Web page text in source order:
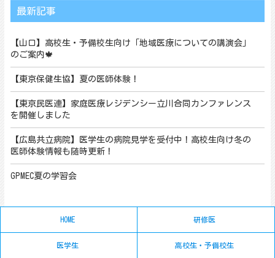
最新記事
【山口】高校生・予備校生向け「地域医療についての講演会」
のご案内🍁
【東京保健生協】夏の医師体験！
【東京民医連】家庭医療レジデンシー立川合同カンファレンス
を開催しました
【広島共立病院】医学生の病院見学を受付中！高校生向け冬の
医師体験情報も随時更新！
GPMEC夏の学習会
HOME 研修医
医学生 高校生・予備校生